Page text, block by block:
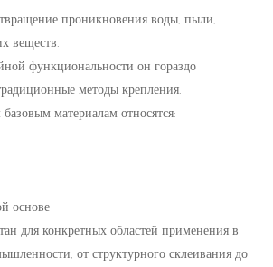
проникновения воды, пыли,
веществ.
функциональности он гораздо
методы крепления.
материалам относятся:
основе
для конкретных областей применения в
от структурного склеивания до